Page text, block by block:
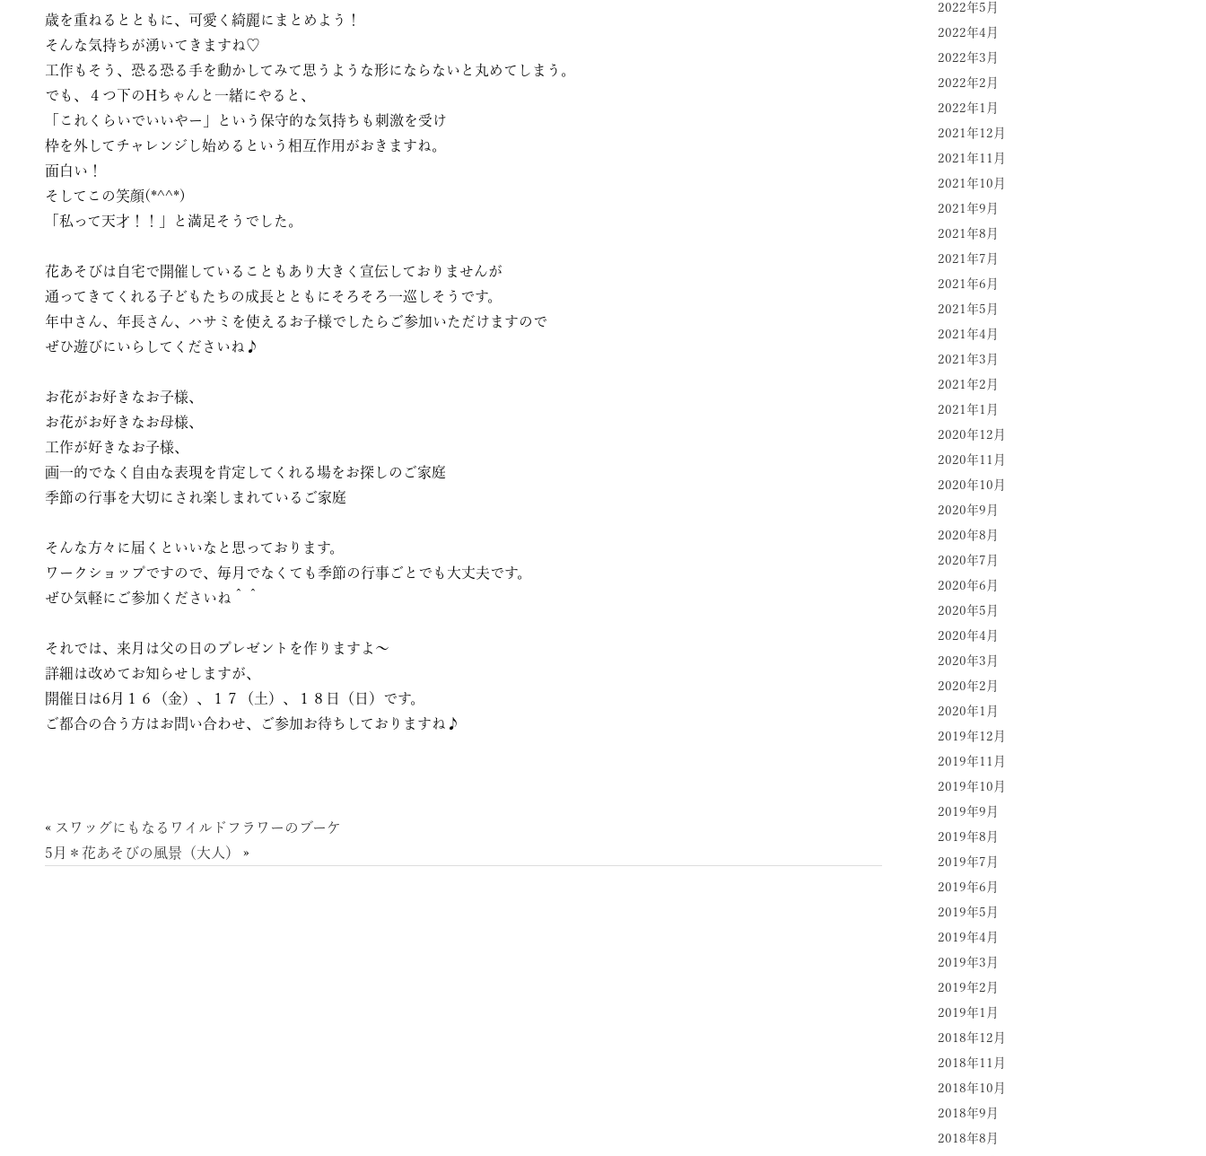
歳を重ねるとともに、可愛く綺麗にまとめよう！
そんな気持ちが湧いてきますね♡
工作もそう、恐る恐る手を動かしてみて思うような形にならないと丸めてしまう。
でも、４つ下のHちゃんと一緒にやると、
「これくらいでいいやー」という保守的な気持ちも刺激を受け
枠を外してチャレンジし始めるという相互作用がおきますね。
面白い！
そしてこの笑顔(*^^*)
「私って天才！！」と満足そうでした。
花あそびは自宅で開催していることもあり大きく宣伝しておりませんが
通ってきてくれる子どもたちの成長とともにそろそろ一巡しそうです。
年中さん、年長さん、ハサミを使えるお子様でしたらご参加いただけますので
ぜひ遊びにいらしてくださいね♪
お花がお好きなお子様、
お花がお好きなお母様、
工作が好きなお子様、
画一的でなく自由な表現を肯定してくれる場をお探しのご家庭
季節の行事を大切にされ楽しまれているご家庭
そんな方々に届くといいなと思っております。
ワークショップですので、毎月でなくても季節の行事ごとでも大丈夫です。
ぜひ気軽にご参加くださいね＾＾
それでは、来月は父の日のプレゼントを作りますよ〜
詳細は改めてお知らせしますが、
開催日は6月１６（金）、１７（土）、１８日（日）です。
ご都合の合う方はお問い合わせ、ご参加お待ちしておりますね♪
« スワッグにもなるワイルドフラワーのブーケ
5月＊花あそびの風景（大人）
»
2022年5月
2022年4月
2022年3月
2022年2月
2022年1月
2021年12月
2021年11月
2021年10月
2021年9月
2021年8月
2021年7月
2021年6月
2021年5月
2021年4月
2021年3月
2021年2月
2021年1月
2020年12月
2020年11月
2020年10月
2020年9月
2020年8月
2020年7月
2020年6月
2020年5月
2020年4月
2020年3月
2020年2月
2020年1月
2019年12月
2019年11月
2019年10月
2019年9月
2019年8月
2019年7月
2019年6月
2019年5月
2019年4月
2019年3月
2019年2月
2019年1月
2018年12月
2018年11月
2018年10月
2018年9月
2018年8月